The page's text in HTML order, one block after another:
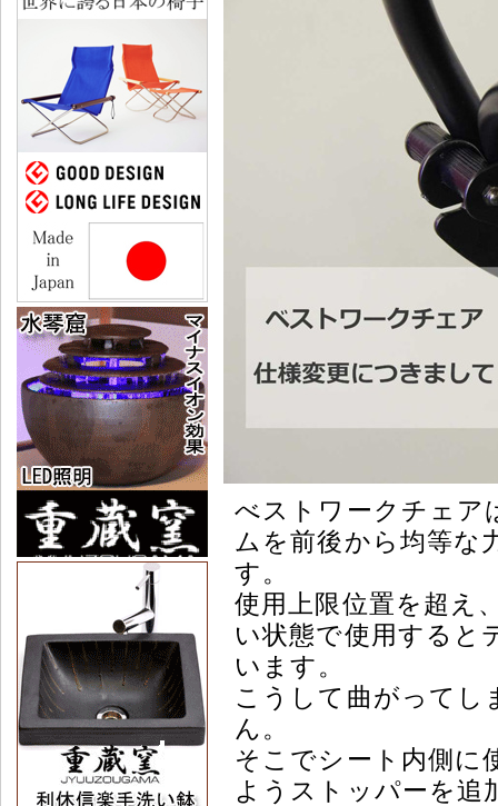
べストワークチェア
ムを前後から均等な
す。
使用上限位置を超え
い状態で使用すると
います。
こうして曲がってし
ん。
そこでシート内側に
ようストッパーを追